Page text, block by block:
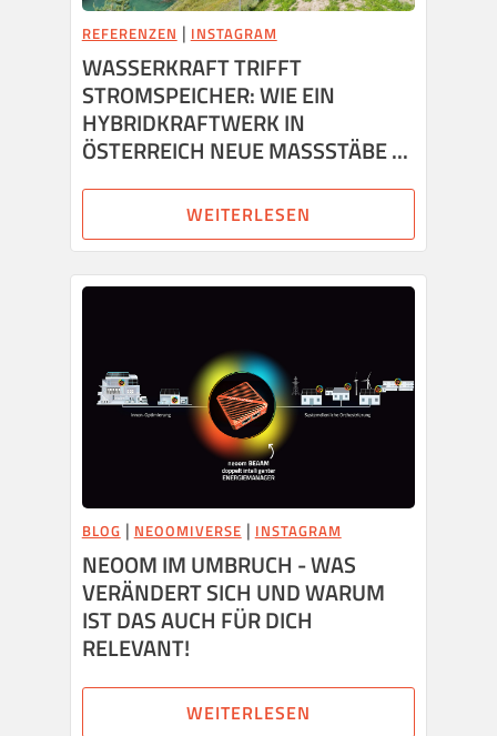
REFERENZEN | INSTAGRAM
WASSERKRAFT TRIFFT
STROMSPEICHER: WIE EIN
HYBRIDKRAFTWERK IN
ÖSTERREICH NEUE MASSSTÄBE ...
WEITERLESEN
BLOG | NEOOMIVERSE | INSTAGRAM
NEOOM IM UMBRUCH - WAS
VERÄNDERT SICH UND WARUM
IST DAS AUCH FÜR DICH
RELEVANT!
WEITERLESEN